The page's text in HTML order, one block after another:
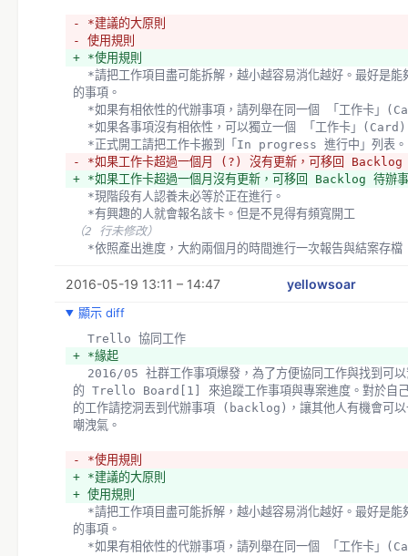
- *建議的大原則
- 使用規則
+ *使用規則
的事項。
*如果有相依性的代辦事項，請列舉在同一個 「工作卡」
*如果各事項沒有相依性，可以獨立一個 「工作卡」
  *正式開工請把工作卡搬到「In progress 進行中」列表。
- *如果工作卡超過一個月 (?) 沒有更新，可移回 Backlog
+ *如果工作卡超過一個月沒有更新，可移回 Backlog 待辦
  *現階段有人認養未必等於正在進行。
  *有興趣的人就會報名該卡。但是不見得有頻寬開工
（2 行未修改）
  *依照產出進度，大約兩個月的時間進行一次報告與結案存檔
- *檢討無法產生進度的工作，縮小工作目標或存檔備案。
- 於此討論或到 Slack: https://osm-tw.slack.com/
- *尊重個人自主權，採認領專案的方式協作，避免指派任務到
-
- *使用 Trello 的各種五四三
- 組成
-
-
- trello 使用 markdown 格式，但不適用於標題
- 粗體：**粗體**
- 斜體：*斜體* _斜體_
- 符號清單："- "
- 標號清單："1. "
- 更多格式說明請參考：http://help.trello.com/
2016-05-19 13:11 – 14:47 yellowsoar
顯示 diff
  Trello 協同工作
+ *緣起
的 Trello Board[1] 來追蹤工作事項與專案進度。對於自己
的工作請挖洞丟到代辦事項 (backlog)，讓其他人有機會可以
嘲洩氣。
- *使用規則
+ *建議的大原則
+ 使用規則
的事項。
*如果有相依性的代辦事項，請列舉在同一個 「工作卡」